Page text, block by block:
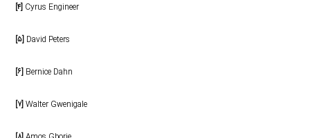
[۴] Cyrus Engineer
[۵] David Peters
[۶] Bernice Dahn
[۷] Walter Gwenigale